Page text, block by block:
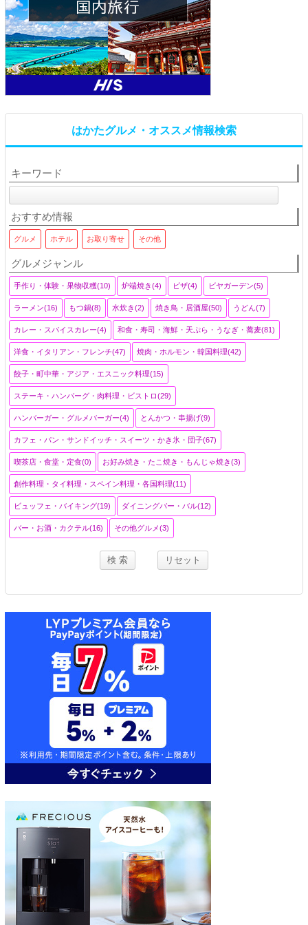
はかたグルメ・オススメ情報検索
キーワード
おすすめ情報
グルメ ホテル お取り寄せ その他
グルメジャンル
手作り・体験・果物収穫(10) 炉端焼き(4) ピザ(4) ビヤガーデン(5)
ラーメン(16) もつ鍋(8) 水炊き(2) 焼き鳥・居酒屋(50) うどん(7)
カレー・スパイスカレー(4) 和食・寿司・海鮮・天ぷら・うなぎ・蕎麦(81)
洋食・イタリアン・フレンチ(47) 焼肉・ホルモン・韓国料理(42)
餃子・町中華・アジア・エスニック料理(15)
ステーキ・ハンバーグ・肉料理・ビストロ(29)
ハンバーガー・グルメバーガー(4) とんかつ・串揚げ(9)
カフェ・パン・サンドイッチ・スイーツ・かき氷・団子(67)
喫茶店・食堂・定食(0) お好み焼き・たこ焼き・もんじゃ焼き(3)
創作料理・タイ料理・スペイン料理・各国料理(11)
ビュッフェ・バイキング(19) ダイニングバー・バル(12)
バー・お酒・カクテル(16) その他グルメ(3)